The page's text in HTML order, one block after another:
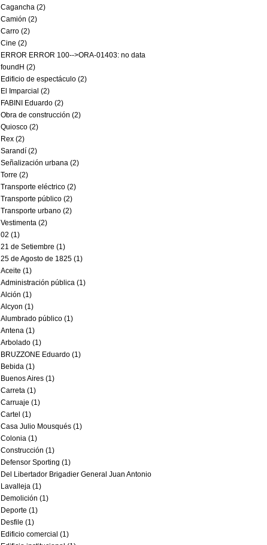
Cagancha (2)
Camión (2)
Carro (2)
Cine (2)
ERROR ERROR 100-->ORA-01403: no data
foundH (2)
Edificio de espectáculo (2)
El Imparcial (2)
FABINI Eduardo (2)
Obra de construcción (2)
Quiosco (2)
Rex (2)
Sarandí (2)
Señalización urbana (2)
Torre (2)
Transporte eléctrico (2)
Transporte público (2)
Transporte urbano (2)
Vestimenta (2)
02 (1)
21 de Setiembre (1)
25 de Agosto de 1825 (1)
Aceite (1)
Administración pública (1)
Alción (1)
Alcyon (1)
Alumbrado público (1)
Antena (1)
Arbolado (1)
BRUZZONE Eduardo (1)
Bebida (1)
Buenos Aires (1)
Carreta (1)
Carruaje (1)
Cartel (1)
Casa Julio Mousqués (1)
Colonia (1)
Construcción (1)
Defensor Sporting (1)
Del Libertador Brigadier General Juan Antonio
Lavalleja (1)
Demolición (1)
Deporte (1)
Desfile (1)
Edificio comercial (1)